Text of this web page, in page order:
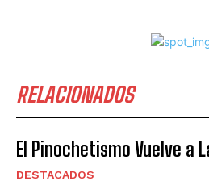
RELACIONADOS
El Pinochetismo Vuelve a
DESTACADOS